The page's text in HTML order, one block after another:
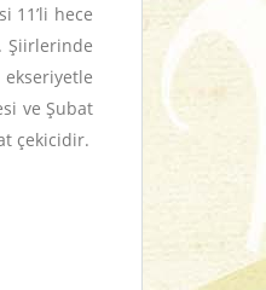
11’li hece
Şiirlerinde
ve Şubat
çekicidir.